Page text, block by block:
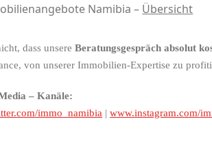
Namibia – Übersicht
dass unsere Beratungsgespräch absolut
von unserer Immobilien-Expertise zu
– Kanäle:
immo_namibia | www.instagram.com/